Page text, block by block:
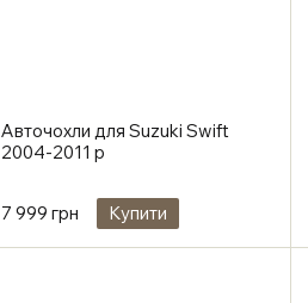
Авточохли для Suzuki Swift
2004-2011 р
7 999 грн Купити